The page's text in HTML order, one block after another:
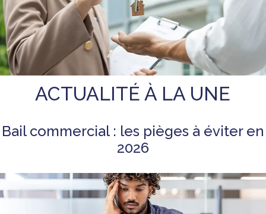
ACTUALITÉ À LA UNE
Bail commercial : les pièges à éviter en
2026